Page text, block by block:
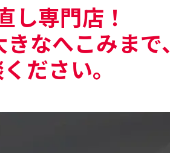
し専門店！
なへこみまで、
ださい。